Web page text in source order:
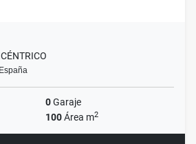
0Garaje
100Área m2